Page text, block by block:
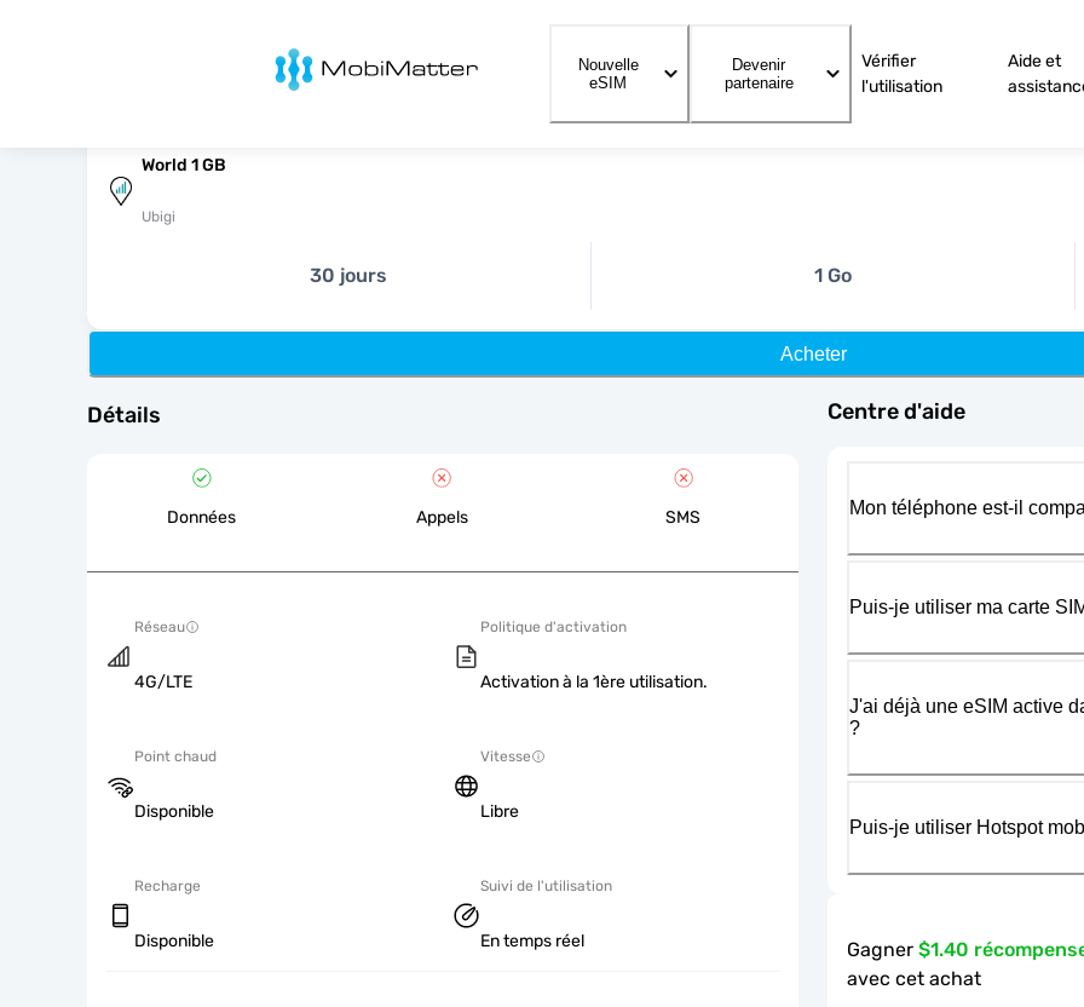
MobiMatter
Nouvelle
eSIM
Devenir
partenaire
Vérifier
l'utilisation
Aide et
World 1 GB
Ubigi
30 jours 1 Go
Acheter
Détails
Données Appels SMS
Réseau
4G/LTE
Politique d'activation
Activation à la 1ère utilisation.
Point chaud
Disponible
Vitesse
Libre
Recharge
Disponible
Suivi de l'utilisation
En temps réel
Centre d'aide
Mon téléphone est-il
Puis-je utiliser ma carte
J'ai déjà une eSIM active
?
Puis-je utiliser Hotspot
Gagner $1.40
avec cet achat